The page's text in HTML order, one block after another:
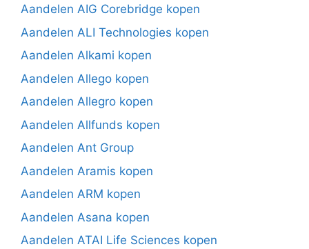
Aandelen AIG Corebridge kopen
Aandelen ALI Technologies kopen
Aandelen Alkami kopen
Aandelen Allego kopen
Aandelen Allegro kopen
Aandelen Allfunds kopen
Aandelen Ant Group
Aandelen Aramis kopen
Aandelen ARM kopen
Aandelen Asana kopen
Aandelen ATAI Life Sciences kopen